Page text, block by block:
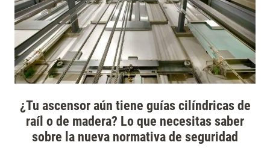
¿Tu ascensor aún tiene guías cilíndricas de
raíl o de madera? Lo que necesitas saber
sobre la nueva normativa de seguridad